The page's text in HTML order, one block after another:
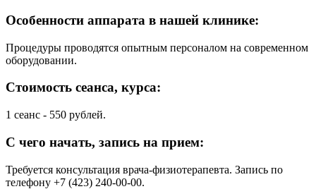
Особенности аппарата в нашей клинике:
Процедуры проводятся опытным персоналом на современном
оборудовании.
Стоимость сеанса, курса:
1 сеанс - 550 рублей.
С чего начать, запись на прием:
Требуется консультация врача-физиотерапевта. Запись по
телефону +7 (423) 240-00-00.